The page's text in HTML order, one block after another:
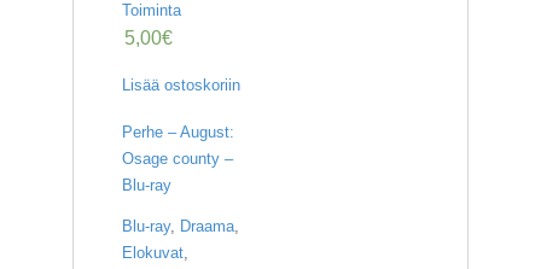
Toiminta
5,00€
Lisää ostoskoriin
Perhe – August:
Osage county –
Blu-ray
Blu-ray, Draama,
Elokuvat,